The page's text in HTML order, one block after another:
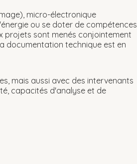
micro-électronique
ou se doter de compétences
projets sont menés conjointement
documentation technique est en
mais aussi avec des intervenants
capacités d'analyse et de